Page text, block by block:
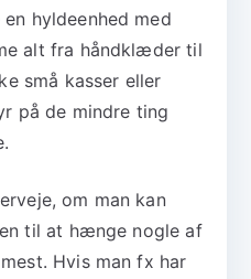
hyldeenhed med
alt fra håndklæder til
små kasser eller
på de mindre ting
om man kan
til at hænge nogle af
Hvis man fx har